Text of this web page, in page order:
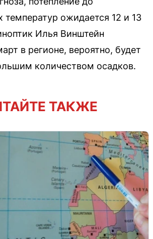
температур ожидается 12 и 13
Илья Винштейн
в регионе, вероятно, будет
количеством осадков.
ТАКЖЕ